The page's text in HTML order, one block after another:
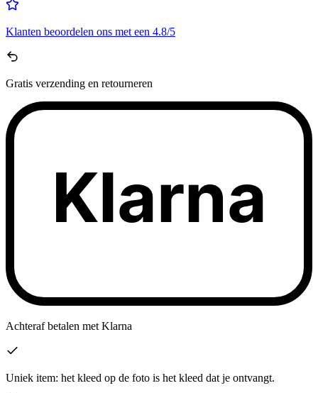
Klanten beoordelen ons met een 4.8/5
Gratis verzending en retourneren
Klarna
Achteraf betalen met Klarna
Uniek item: het kleed op de foto is het kleed dat je ontvangt.